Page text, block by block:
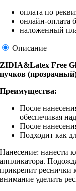
оплата по
онлайн-оплата
наложенный
Описание
ZIDIA&Latex Free
пучков
Преимущества:
После
обеспечивая
После
Подходит как
Нанесение: нанести
аппликатора.
прикрепит
внимание уделить